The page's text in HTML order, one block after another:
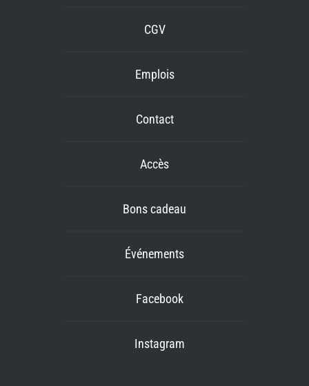
CGV
Emplois
Contact
Accès
Bons cadeau
Événements
Facebook
Instagram